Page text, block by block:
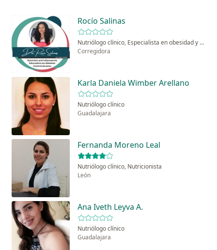
Rocío Salinas
Nutriólogo clínico, Especialista en obesidad y delgadez
Corregidora
Karla Daniela Wimber Arellano
Nutriólogo clínico
Guadalajara
Fernanda Moreno Leal
Nutriólogo clínico, Nutricionista
León
Ana Iveth Leyva A.
Nutriólogo clínico
Guadalajara